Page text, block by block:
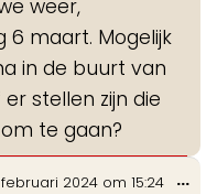
weer,
6 maart. Mogelijk
in de buurt van
stellen zijn die
te gaan?
februari 2024 om 15:24 ...